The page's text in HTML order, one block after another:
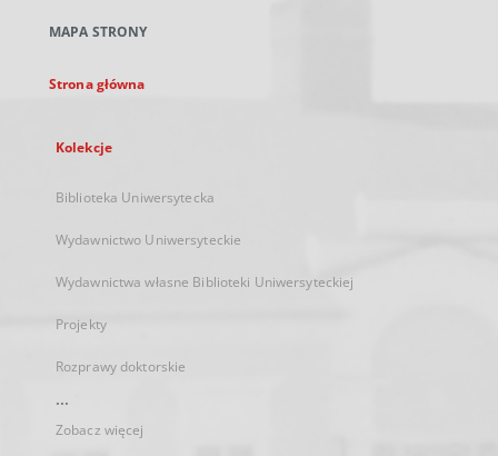
karcie
MAPA STRONY
Strona główna
Kolekcje
Biblioteka Uniwersytecka
Wydawnictwo Uniwersyteckie
Wydawnictwa własne Biblioteki Uniwersyteckiej
Projekty
Rozprawy doktorskie
...
Zobacz więcej